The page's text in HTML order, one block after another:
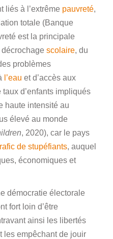
liés à l’extrême pauvreté,
totale (Banque
est la principale
scolaire, du
problèmes
l’eau et d’accès aux
d’enfants impliqués
haute intensité au
élevé au monde
, 2020), car le pays
de stupéfiants, auquel
économiques et
démocratie électorale
fort loin d’être
ainsi les libertés
les empêchant de jouir